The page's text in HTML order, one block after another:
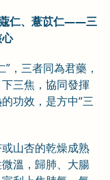
仁、薏苡仁——三
，三者同為君藥，
三焦，協同發揮
功效，是方中“三
山杏的乾燥成熟
溫，歸肺、大腸